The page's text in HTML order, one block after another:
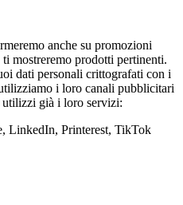
anche su promozioni
mostreremo prodotti pertinenti.
dati personali crittografati con i
i loro canali pubblicitari
già i loro servizi:
LinkedIn, Printerest, TikTok